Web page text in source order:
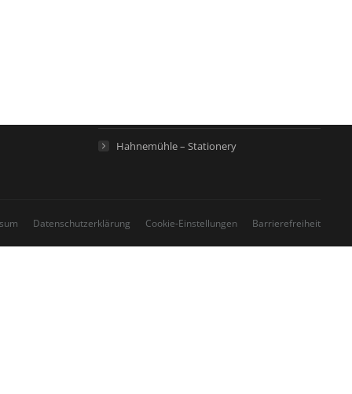
Hahnemühle – Stationery
Datenschutzerklärung Cookie-Einstellungen Barrierefreiheit